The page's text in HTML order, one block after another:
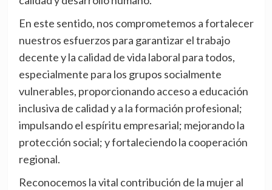
En este sentido, nos comprometemos a fortalecer
nuestros esfuerzos para garantizar el trabajo
decente y la calidad de vida laboral para todos,
especialmente para los grupos socialmente
vulnerables, proporcionando acceso a educación
inclusiva de calidad y a la formación profesional;
impulsando el espíritu empresarial; mejorando la
protección social; y fortaleciendo la cooperación
regional.
Reconocemos la vital contribución de la mujer al